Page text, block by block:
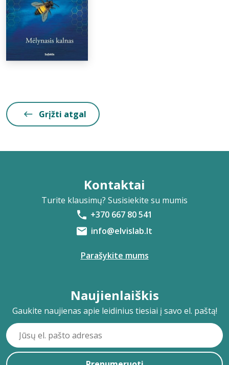
Grįžti atgal
Kontaktai
Turite klausimų? Susisiekite su mumis
+370 667 80 541
info@elvislab.lt
Parašykite mums
Naujienlaiškis
Gaukite naujienas apie leidinius tiesiai į savo el. paštą!